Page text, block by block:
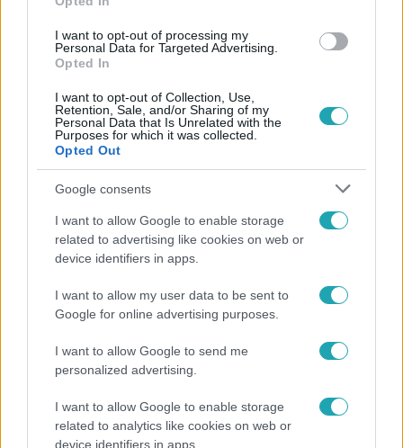
I want to opt-out of processing my
Personal Data for Targeted Advertising.
Opted In
I want to opt-out of Collection, Use,
Retention, Sale, and/or Sharing of my
Personal Data that Is Unrelated with the
Purposes for which it was collected.
Opted Out
Google consents
I want to allow Google to enable storage
related to advertising like cookies on web or
device identifiers in apps.
I want to allow my user data to be sent to
Google for online advertising purposes.
I want to allow Google to send me
personalized advertising.
I want to allow Google to enable storage
related to analytics like cookies on web or
device identifiers in apps.
Népszerű